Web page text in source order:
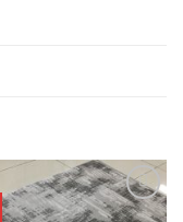
Додати